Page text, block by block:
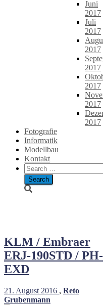
Juni
2017
Juli
2017
2017
2017
2017
2017
2017
Fotografie
Informatik
Modellbau
Kontakt
Search
for:
KLM / Embraer
ERJ-190STD / PH-
EXD
21. August 2016 , Reto
Grubenmann